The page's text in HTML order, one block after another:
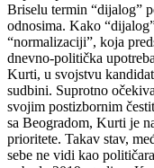
Briselu termin “dijalog”
odnosima. Kako
“normalizaciji”, koja
dnevno-politička
Kurti, u svojstvu
sudbini. Suprotno
svojim postizbornim
sa Beogradom, Kurti je
prioritete. Takav stav,
sebe ne vidi kao